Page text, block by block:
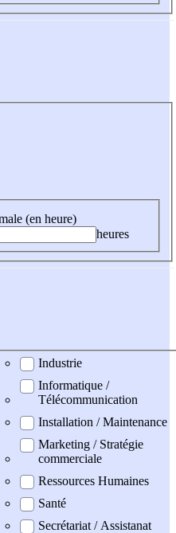
(en heure)
heures
Industrie
Informatique /
Télécommunication
Installation / Maintenance
Marketing / Stratégie
commerciale
Ressources Humaines
Santé
Secrétariat / Assistanat